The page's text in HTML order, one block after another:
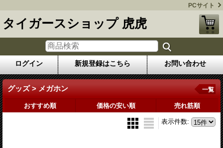
PCサイト
タイガースショップ 虎虎
ログイン 新規登録はこちら お問い合わせ
グッズ > メガホン 一覧
おすすめ順 価格の安い順 売れ筋順
表示件数: